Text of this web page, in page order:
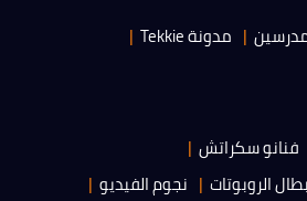
مدونة Tekkie
فنانو سكراتش
الروبوتات
نجوم الفيديو